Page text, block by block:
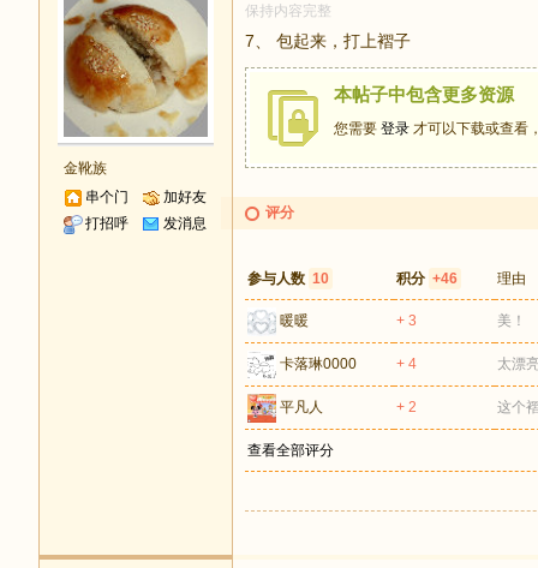
金靴族
串个门
加好友
打招呼
发消息
保持内容完整
7、 包起来，打上褶子
本帖子中包含更多资源
您需要 登录 才可以下载或查看
评分
参与人数 10 积分 +46 理由
暖暖 + 3 美！
卡落琳0000 + 4 太漂
平凡人 + 2 这个
查看全部评分